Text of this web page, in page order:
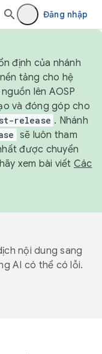
Đăng nhập
định của nhánh
tảng cho hệ
lên AOSP
và đóng góp cho
release . Nhánh
sẽ luôn tham
được chuyển
xem bài viết Các
nội dung sang
AI có thể có lỗi.